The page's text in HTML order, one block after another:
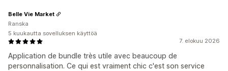
7. elokuu 2026
Application de bundle très utile avec beaucoup de
personnalisation. Ce qui est vraiment chic c'est son service
Belle Vie Market
Ranska
5 kuukautta sovelluksen käyttöä